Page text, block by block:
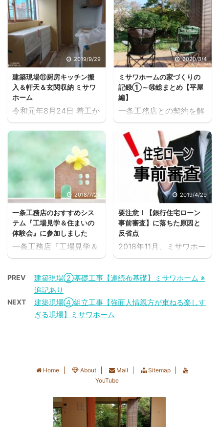
揺れと津波に注意してく
ださい 心拍数があがりわ
ずか７秒後 揺れがはじま
り強くなっていきまし
た。 防災ラジオの警報が
大音量で鳴り地震を告げ
るなか、私たちは両親と
外へ飛び出しました。 幸
い家族全員ケガもなく、
家屋の被害もありません
でした。 山形沖を震源と
するこの地震で、新潟県
では村上市で震度６強、
県内全般で震度５前後の
揺れがありました。 私た
ちの住む中越地区の田舎
では震度４を観測したよ
うです。 昨晩はいつ来る
かもしれな ...
イフプランニング』と前
後して、一月中旬、一条
の星さんに依頼していた
Ｋ市で偶然みつけた気に
なる空き地についての調
査報告が入りました。 ※
関連記事 登記簿謄本の記
録 一条の星さんが登記簿
謄本を取り寄せて、この
土地 (空き地) の所有者
を調べてくださったそう
で その結果、なんと 一
条の星 大正時代の記録か
ら動きがありませんでし
た。 と言うのです。 大
正時代から動きなし え？
大正？？少なくとも今か
ら９０年以上も前？とい
...
2019/9/29
建築現場⑪厨房キッチン搬
入＆軒天＆玄関収納 ミサワ
ホーム
令和元年8月24日 着工か
ら71日目の建築現場 玄関
収納搬入 着工から71日目
令和元年8月24日、お盆
休みを挟んで２週間ぶり
に建築現場にお邪魔する
と、玄関にミサワホーム
オリジナル玄関収納Ｔ型
がお目見えしていまし
た。 建築現場 (玄関) 南
より 令和元年8月24日
着工から71日目の建築現
場 この大型サイズは私の
ていたのですが、ドーン
と高さ2325㎜の天井ま
で届く大きな収納が存在
感たっぷり！ ＊｢収納｣に
ついての記事はこちら 石
2020/3/4
ミサワホームの家づくりの
記録①～⑭総まとめ【平屋
編】
一条工務店との契約を解
除して、ミサワホームを
選んだ我が家の家づくり
の記録をまとめた記事一
覧です。 土地さがし、そ
してハウスメーカー選び
からはじまり、令和元年
9月 24坪の平屋の注文住
宅が完成した我が家は、
令和2年8月に入居11カ月
目の定期点検を終え、間
もなく入居から丸1年に
なります。 楽しい建築現
ら、下記の①～⑭のミ
流れに沿って順にご紹介
していますので、ご覧い
土地調査＆プランニ ...
2018/7/24
一条工務店のおすすめシス
テム『工場見学＆住まいの
体験会』に参加しました
一条工務店『工場見学＆
住まいの体験会』 １月下
る一条工務店 新潟ハウジ
ングテクノロジーセンタ
ーにて開催された『工場
見学＆住まいの体験会』
見学＆住まいの体験会』
務店と未だ正式に工事契
約をしていない人でも誰
れでも完全無料で参加す
2019/4/29
要注意！【銀行住宅ローン
事前審査】に落ちた原因と
反省点
2018年11月、ミサワホー
ムにて、当時交渉中にあ
してもらった間取りプラ
事前審査（銀行）】を申
ン事前審査（銀行）】で
ご紹介します。 住宅ロー
ンの種類 銀行ローン・Ｆ
ｌａｔ３５・財形住宅融
PREV
建築現場②基礎工事【連続布基礎】ミサワホーム ※
追記あり
NEXT
建築現場④組立工事【強面人情親方が束ねる楽しす
ぎる現場】ミサワホーム
Home About Mail
Sitemap
YouTube